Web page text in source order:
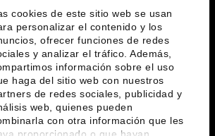
cookies de este sitio web se usan
personalizar el contenido y los
ofrecer funciones de redes
y analizar el tráfico. Además,
información sobre el uso
haga del sitio web con nuestros
de redes sociales, publicidad y
web, quienes pueden
con otra información que les
idiomas